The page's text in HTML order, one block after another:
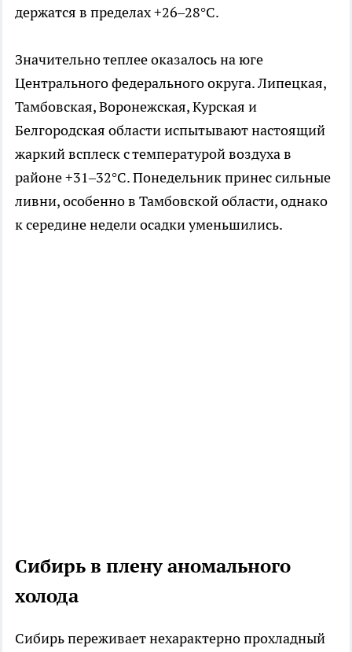
держатся в пределах +26–28°C.
Значительно теплее оказалось на юге
Центрального федерального округа. Липецкая,
Тамбовская, Воронежская, Курская и
Белгородская области испытывают настоящий
жаркий всплеск с температурой воздуха в
районе +31–32°C. Понедельник принес сильные
ливни, особенно в Тамбовской области, однако
к середине недели осадки уменьшились.
Сибирь в плену аномального
холода
Сибирь переживает нехарактерно прохладный